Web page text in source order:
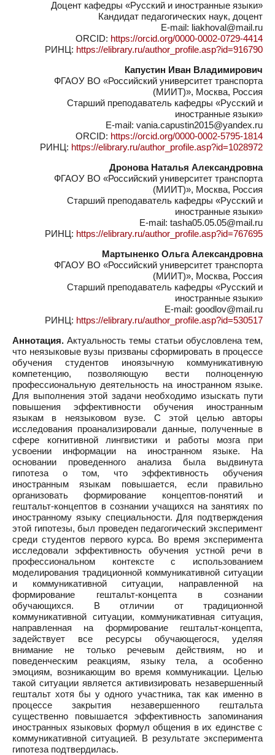
Доцент кафедры «Русский и иностранные языки»
Кандидат педагогических наук, доцент
E-mail: liakhoval@mail.ru
ORCID: https://orcid.org/0000-0002-0729-4414
РИНЦ: https://elibrary.ru/author_profile.asp?id=916790
Капустин Иван Владимирович
ФГАОУ ВО «Российский университет транспорта
(МИИТ)», Москва, Россия
Старший преподаватель кафедры «Русский и
иностранные языки»
E-mail: vania.capustin2015@yandex.ru
ORCID: https://orcid.org/0000-0002-5795-1814
РИНЦ: https://elibrary.ru/author_profile.asp?id=1028972
Дронова Наталья Александровна
ФГАОУ ВО «Российский университет транспорта
(МИИТ)», Москва, Россия
Старший преподаватель кафедры «Русский и
иностранные языки»
E-mail: tasha05.05.05@mail.ru
РИНЦ: https://elibrary.ru/author_profile.asp?id=767695
Мартыненко Ольга Александровна
ФГАОУ ВО «Российский университет транспорта
(МИИТ)», Москва, Россия
Старший преподаватель кафедры «Русский и
иностранные языки»
E-mail: goodlov@mail.ru
РИНЦ: https://elibrary.ru/author_profile.asp?id=530517
Аннотация. Актуальность темы статьи обусловлена тем,
что неязыковые вузы призваны сформировать в процессе
обучения студентов иноязычную коммуникативную
компетенцию, позволяющую вести полноценную
профессиональную деятельность на иностранном языке.
Для выполнения этой задачи необходимо изыскать пути
повышения эффективности обучения иностранным
языкам в неязыковом вузе. С этой целью авторы
исследования проанализировали данные, полученные в
сфере когнитивной лингвистики и работы мозга при
усвоении информации на иностранном языке. На
основании проведенного анализа была выдвинута
гипотеза о том, что эффективность обучения
иностранным языкам повышается, если правильно
организовать формирование концептов-понятий и
гештальт-концептов в сознании учащихся на занятиях по
иностранному языку специальности. Для подтверждения
этой гипотезы, был проведен педагогический эксперимент
среди студентов первого курса. Во время эксперимента
исследовали эффективность обучения устной речи в
профессиональном контексте с использованием
моделирования традиционной коммуникативной ситуации
и коммуникативной ситуации, направленной на
формирование гештальт-концепта в сознании
обучающихся. В отличии от традиционной
коммуникативной ситуации, коммуникативная ситуация,
направленная на формирование гештальт-концепта,
задействует все ресурсы обучающегося, уделяя
внимание не только речевым действиям, но и
поведенческим реакциям, языку тела, а особенно
эмоциям, возникающим во время коммуникации. Целью
такой ситуации является активизировать незавершенный
гештальт хотя бы у одного участника, так как именно в
процессе закрытия незавершенного гештальта
существенно повышается эффективность запоминания
иностранных языковых формул общения в их единстве с
коммуникативной ситуацией. В результате эксперимента
гипотеза подтвердилась.